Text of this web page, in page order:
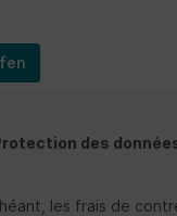
des
les frais de